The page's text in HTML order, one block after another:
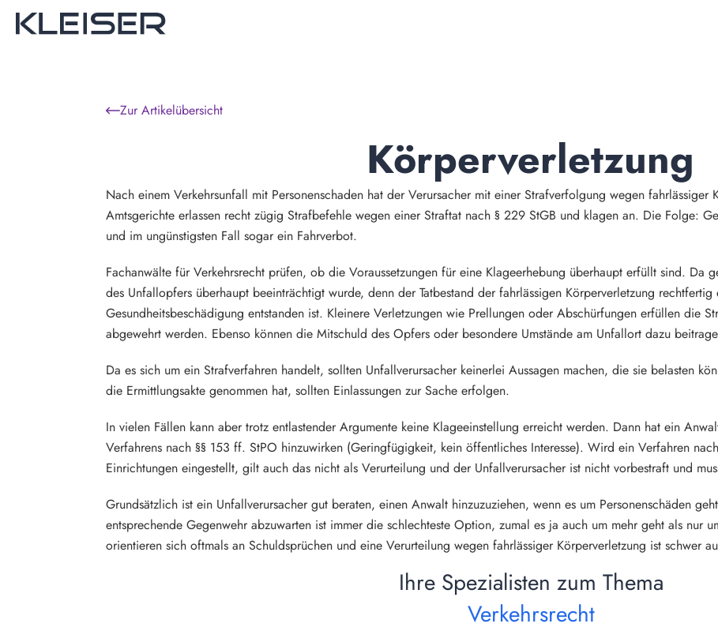
Zur Artikelübersicht
Körperverletzung
Nach einem Verkehrsunfall mit Personenschaden hat der Verursacher mit einer Strafverfolgung wegen fahrlässiger
Amtsgerichte erlassen recht zügig Strafbefehle wegen einer Straftat nach § 229 StGB und klagen an. Die Folge:
und im ungünstigsten Fall sogar ein Fahrverbot.
Fachanwälte für Verkehrsrecht prüfen, ob die Voraussetzungen für eine Klageerhebung überhaupt erfüllt sind. Da
des Unfallopfers überhaupt beeinträchtigt wurde, denn der Tatbestand der fahrlässigen Körperverletzung
Gesundheitsbeschädigung entstanden ist. Kleinere Verletzungen wie Prellungen oder Abschürfungen erfüllen die
abgewehrt werden. Ebenso können die Mitschuld des Opfers oder besondere Umstände am Unfallort dazu
Da es sich um ein Strafverfahren handelt, sollten Unfallverursacher keinerlei Aussagen machen, die sie belasten
die Ermittlungsakte genommen hat, sollten Einlassungen zur Sache erfolgen.
In vielen Fällen kann aber trotz entlastender Argumente keine Klageeinstellung erreicht werden. Dann hat ein
Verfahrens nach §§ 153 ff. StPO hinzuwirken (Geringfügigkeit, kein öffentliches Interesse). Wird ein Verfahren
Einrichtungen eingestellt, gilt auch das nicht als Verurteilung und der Unfallverursacher ist nicht vorbestraft und
Grundsätzlich ist ein Unfallverursacher gut beraten, einen Anwalt hinzuzuziehen, wenn es um Personenschäden
entsprechende Gegenwehr abzuwarten ist immer die schlechteste Option, zumal es ja auch um mehr geht als nur
orientieren sich oftmals an Schuldsprüchen und eine Verurteilung wegen fahrlässiger Körperverletzung ist schwer
Ihre Spezialisten zum Thema
Verkehrsrecht